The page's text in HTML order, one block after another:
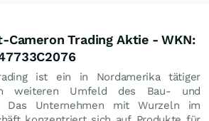
Trading Aktie - WKN:
ist ein in Nordamerika tätiger
weiteren Umfeld des Bau- und
Das Unternehmen mit Wurzeln im